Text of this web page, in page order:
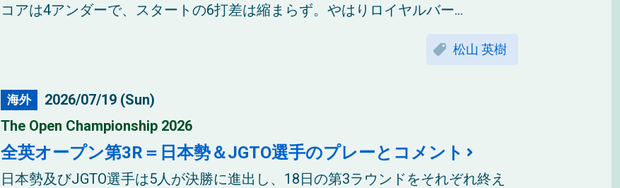
コアは4アンダーで、スタートの6打差は縮まらず。やはりロイヤルバー...
松山 英樹
海外
2026/07/19 (Sun)
The Open Championship 2026
全英オープン第3R＝日本勢＆JGTO選手のプレーとコメント
日本勢及びJGTO選手は5人が決勝に進出し、18日の第3ラウンドをそれぞれ終え